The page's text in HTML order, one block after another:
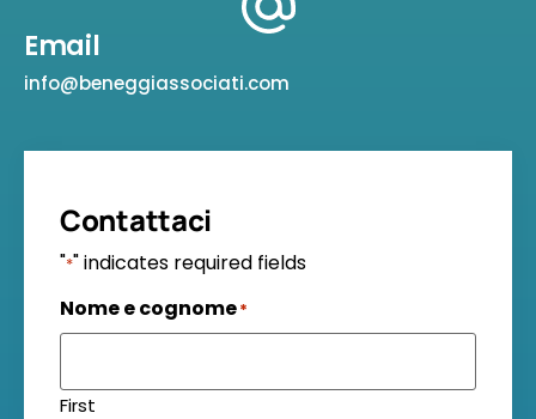
Email
info@beneggiassociati.com
Contattaci
"*" indicates required fields
Nome e cognome*
First